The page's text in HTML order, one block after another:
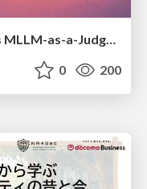
[MIRU26] To What Extent Does MLLM-as-a-Judge Exhibit Cross-Model Preference Bias?
0 200